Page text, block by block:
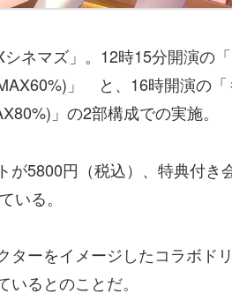
ネマズ」。12時15分開演の
」 と、16時開演の「
」の2部構成での実施。
が5800円（税込）、特典付き
いる。
ターをイメージしたコラボド
るとのことだ。